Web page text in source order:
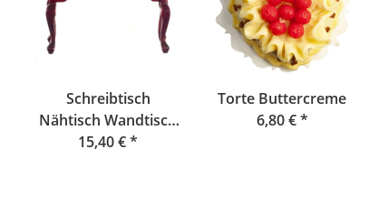
Schreibtisch
Nähtisch Wandtisch
mahagoni
15,40 €*
Torte Buttercreme
6,80 €*